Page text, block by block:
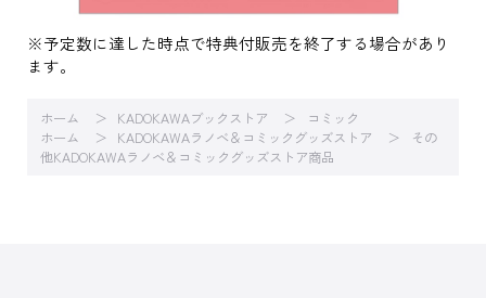
※予定数に達した時点で特典付販売を終了する場合があり
ます。
ホーム KADOKAWAブックストア
コミック
ホーム
KADOKAWAラノベ＆コミックグッズストア
その
他KADOKAWAラノベ＆コミックグッズストア商品